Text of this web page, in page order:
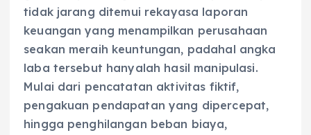
tidak jarang ditemui rekayasa laporan
keuangan yang menampilkan perusahaan
seakan meraih keuntungan, padahal angka
laba tersebut hanyalah hasil manipulasi.
Mulai dari pencatatan aktivitas fiktif,
pengakuan pendapatan yang dipercepat,
hingga penghilangan beban biaya,